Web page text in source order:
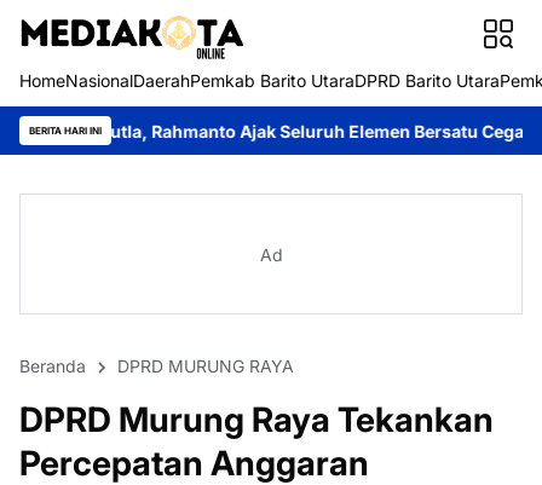
HomeNasionalDaerahPemkab Barito UtaraDPRD Barito Utara
BERITA HARI INIAjak Seluruh Elemen Bersatu Cegah Bencana Perkuat
Ad
Beranda DPRD MURUNG RAYA
DPRD Murung Raya Tekankan
Percepatan Anggaran